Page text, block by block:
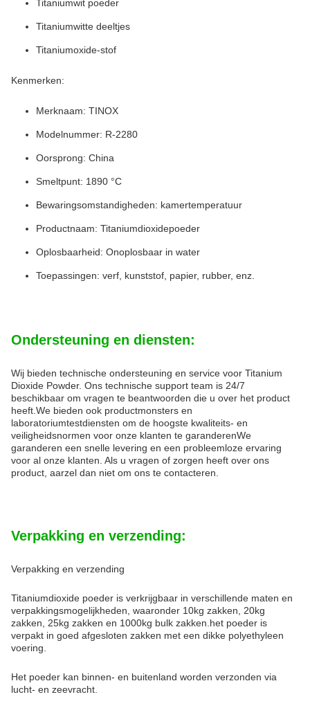
Titaniumwit poeder
Titaniumwitte deeltjes
Titaniumoxide-stof
Kenmerken:
Merknaam: TINOX
Modelnummer: R-2280
Oorsprong: China
Smeltpunt: 1890 °C
Bewaringsomstandigheden: kamertemperatuur
Productnaam: Titaniumdioxidepoeder
Oplosbaarheid: Onoplosbaar in water
Toepassingen: verf, kunststof, papier, rubber, enz.
Ondersteuning en diensten:
Wij bieden technische ondersteuning en service voor Titanium
Dioxide Powder. Ons technische support team is 24/7
beschikbaar om vragen te beantwoorden die u over het product
heeft.We bieden ook productmonsters en
laboratoriumtestdiensten om de hoogste kwaliteits- en
veiligheidsnormen voor onze klanten te garanderenWe
garanderen een snelle levering en een probleemloze ervaring
voor al onze klanten. Als u vragen of zorgen heeft over ons
product, aarzel dan niet om ons te contacteren.
Verpakking en verzending:
Verpakking en verzending
Titaniumdioxide poeder is verkrijgbaar in verschillende maten en
verpakkingsmogelijkheden, waaronder 10kg zakken, 20kg
zakken, 25kg zakken en 1000kg bulk zakken.het poeder is
verpakt in goed afgesloten zakken met een dikke polyethyleen
voering.
Het poeder kan binnen- en buitenland worden verzonden via
lucht- en zeevracht.